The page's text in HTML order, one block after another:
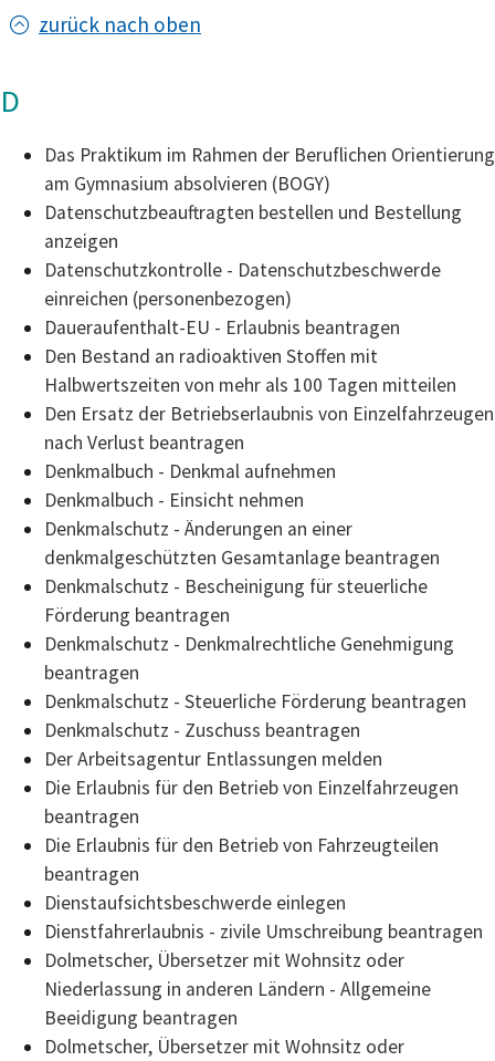
zurück nach oben
D
Das Praktikum im Rahmen der Beruflichen Orientierung
am Gymnasium absolvieren (BOGY)
Datenschutzbeauftragten bestellen und Bestellung
anzeigen
Datenschutzkontrolle - Datenschutzbeschwerde
einreichen (personenbezogen)
Daueraufenthalt-EU - Erlaubnis beantragen
Den Bestand an radioaktiven Stoffen mit
Halbwertszeiten von mehr als 100 Tagen mitteilen
Den Ersatz der Betriebserlaubnis von Einzelfahrzeugen
nach Verlust beantragen
Denkmalbuch - Denkmal aufnehmen
Denkmalbuch - Einsicht nehmen
Denkmalschutz - Änderungen an einer
denkmalgeschützten Gesamtanlage beantragen
Denkmalschutz - Bescheinigung für steuerliche
Förderung beantragen
Denkmalschutz - Denkmalrechtliche Genehmigung
beantragen
Denkmalschutz - Steuerliche Förderung beantragen
Denkmalschutz - Zuschuss beantragen
Der Arbeitsagentur Entlassungen melden
Die Erlaubnis für den Betrieb von Einzelfahrzeugen
beantragen
Die Erlaubnis für den Betrieb von Fahrzeugteilen
beantragen
Dienstaufsichtsbeschwerde einlegen
Dienstfahrerlaubnis - zivile Umschreibung beantragen
Dolmetscher, Übersetzer mit Wohnsitz oder
Niederlassung in anderen Ländern - Allgemeine
Beeidigung beantragen
Dolmetscher, Übersetzer mit Wohnsitz oder